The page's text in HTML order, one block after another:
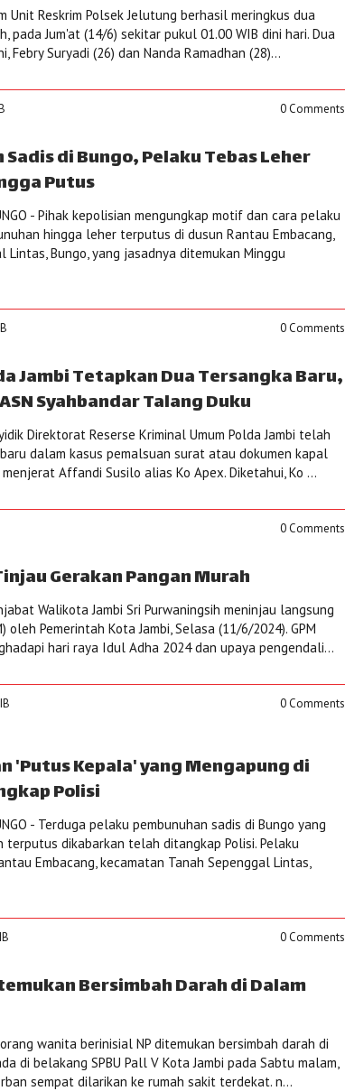
Unit Reskrim Polsek Jelutung berhasil meringkus dua
pada Jum'at (14/6) sekitar pukul 01.00 WIB dini hari. Dua
Febry Suryadi (26) dan Nanda Ramadhan (28)...
0 Comments
di Bungo, Pelaku Tebas Leher
Putus
- Pihak kepolisian mengungkap motif dan cara pelaku
hingga leher terputus di dusun Rantau Embacang,
Lintas, Bungo, yang jasadnya ditemukan Minggu
0 Comments
Jambi Tetapkan Dua Tersangka Baru,
Syahbandar Talang Duku
Direktorat Reserse Kriminal Umum Polda Jambi telah
dalam kasus pemalsuan surat atau dokumen kapal
Affandi Susilo alias Ko Apex. Diketahui, Ko ...
0 Comments
Gerakan Pangan Murah
Walikota Jambi Sri Purwaningsih meninjau langsung
oleh Pemerintah Kota Jambi, Selasa (11/6/2024). GPM
hari raya Idul Adha 2024 dan upaya pengendali...
0 Comments
'Putus Kepala' yang Mengapung di
Polisi
- Terduga pelaku pembunuhan sadis di Bungo yang
terputus dikabarkan telah ditangkap Polisi. Pelaku
Embacang, kecamatan Tanah Sepenggal Lintas,
0 Comments
Bersimbah Darah di Dalam
wanita berinisial NP ditemukan bersimbah darah di
di belakang SPBU Pall V Kota Jambi pada Sabtu malam,
sempat dilarikan ke rumah sakit terdekat. n...